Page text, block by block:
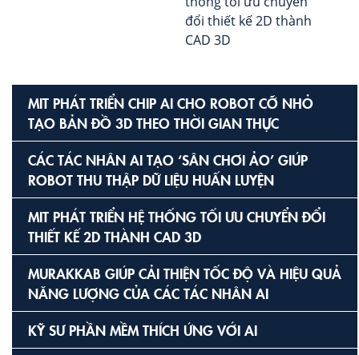
đổi thiết kế 2D thành
CAD 3D
MIT PHÁT TRIỂN CHIP AI CHO ROBOT CỠ NHỎ
TẠO BẢN ĐỒ 3D THEO THỜI GIAN THỰC
CÁC TÁC NHÂN AI TẠO ‘SÂN CHƠI ẢO’ GIÚP
ROBOT THU THẬP DỮ LIỆU HUẤN LUYỆN
MIT PHÁT TRIỂN HỆ THỐNG TỐI ƯU CHUYỂN ĐỔI
THIẾT KẾ 2D THÀNH CAD 3D
MURAKKAB GIÚP CẢI THIỆN TỐC ĐỘ VÀ HIỆU QUẢ
NĂNG LƯỢNG CỦA CÁC TÁC NHÂN AI
KỸ SƯ PHẦN MỀM THÍCH ỨNG VỚI AI